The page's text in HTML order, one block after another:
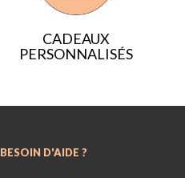
CADEAUX
PERSONNALISÉS
BESOIN D'AIDE ?